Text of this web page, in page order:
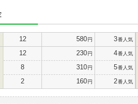
12 580円 3番人気
12 230円 4番人気
8 310円 5番人気
2 160円 2番人気